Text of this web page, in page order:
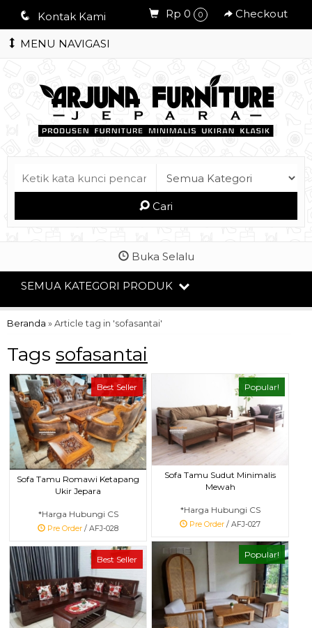
q Kontak Kami Rp 0 0 Checkout
MENU NAVIGASI
Cari
Buka Selalu
SEMUA KATEGORI PRODUK
Beranda » Article tag in 'sofasantai'
Tags sofasantai
Best Seller
Sofa Tamu Romawi Ketapang
Ukir Jepara
*Harga Hubungi CS
Pre Order / AFJ-028
Popular!
Sofa Tamu Sudut Minimalis
Mewah
*Harga Hubungi CS
Pre Order / AFJ-027
Popular!
Best Seller